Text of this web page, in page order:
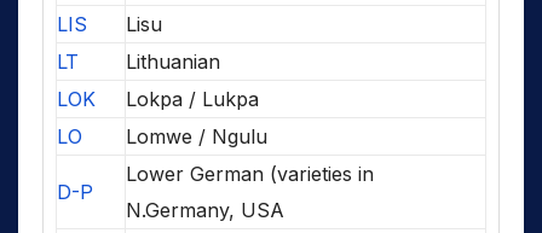
LIS
Lisu
LT
Lithuanian
LOK
Lokpa / Lukpa
LO
Lomwe / Ngulu
D-P
Lower German (varieties in
N.Germany, USA